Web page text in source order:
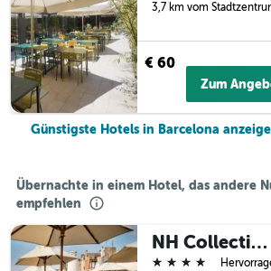
3,7 km vom
€ 60
Zum
Günstigste Hotels in Barcelona
Übernachte in einem Hotel, das andere
empfehlen
NH Collection Barcelona Pódium
4 Sterne